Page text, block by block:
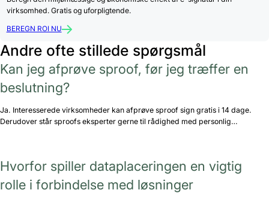
virksomhed. Gratis og uforpligtende.
BEREGN ROI NU
Andre ofte stillede spørgsmål
Kan jeg afprøve sproof, før jeg træffer en
beslutning?
Ja. Interesserede virksomheder kan afprøve sproof sign gratis i 14 dage.
Derudover står sproofs eksperter gerne til rådighed med personlig…
Hvorfor spiller dataplaceringen en vigtig
rolle i forbindelse med løsninger